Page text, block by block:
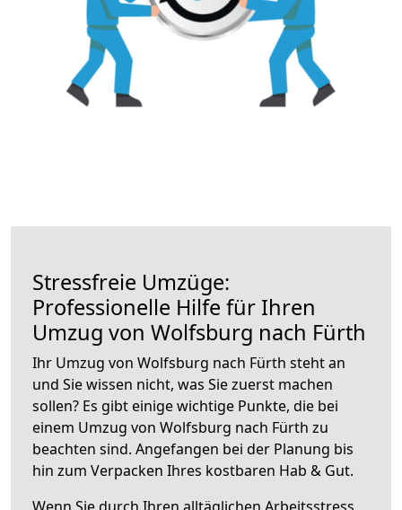
Stressfreie Umzüge:
Professionelle Hilfe für Ihren
Umzug von Wolfsburg nach Fürth
Ihr Umzug von Wolfsburg nach Fürth steht an
und Sie wissen nicht, was Sie zuerst machen
sollen? Es gibt einige wichtige Punkte, die bei
einem Umzug von Wolfsburg nach Fürth zu
beachten sind. Angefangen bei der Planung bis
hin zum Verpacken Ihres kostbaren Hab & Gut.